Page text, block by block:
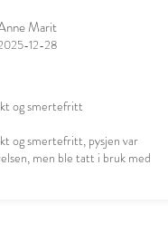
Marit
12-28
og smertefritt
og smertefritt, pysjen var
men ble tatt i bruk med